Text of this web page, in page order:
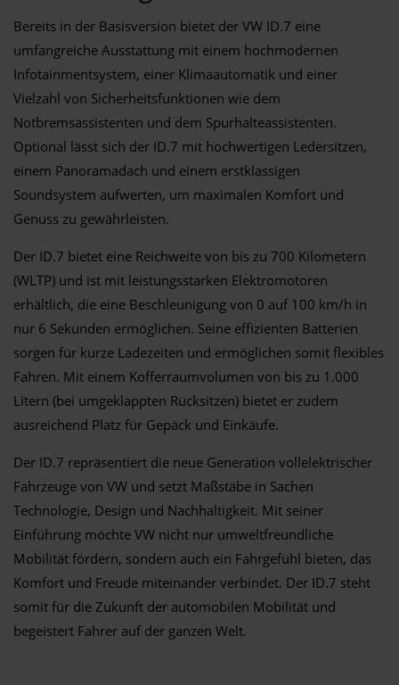
Bereits in der Basisversion bietet der VW ID.7 eine
umfangreiche Ausstattung mit einem hochmodernen
Infotainmentsystem, einer Klimaautomatik und einer
Vielzahl von Sicherheitsfunktionen wie dem
Notbremsassistenten und dem Spurhalteassistenten.
Optional lässt sich der ID.7 mit hochwertigen Ledersitzen,
einem Panoramadach und einem erstklassigen
Soundsystem aufwerten, um maximalen Komfort und
Genuss zu gewährleisten.
Der ID.7 bietet eine Reichweite von bis zu 700 Kilometern
(WLTP) und ist mit leistungsstarken Elektromotoren
erhältlich, die eine Beschleunigung von 0 auf 100 km/h in
nur 6 Sekunden ermöglichen. Seine effizienten Batterien
sorgen für kurze Ladezeiten und ermöglichen somit flexibles
Fahren. Mit einem Kofferraumvolumen von bis zu 1.000
Litern (bei umgeklappten Rücksitzen) bietet er zudem
ausreichend Platz für Gepäck und Einkäufe.
Der ID.7 repräsentiert die neue Generation vollelektrischer
Fahrzeuge von VW und setzt Maßstäbe in Sachen
Technologie, Design und Nachhaltigkeit. Mit seiner
Einführung möchte VW nicht nur umweltfreundliche
Mobilität fördern, sondern auch ein Fahrgefühl bieten, das
Komfort und Freude miteinander verbindet. Der ID.7 steht
somit für die Zukunft der automobilen Mobilität und
begeistert Fahrer auf der ganzen Welt.